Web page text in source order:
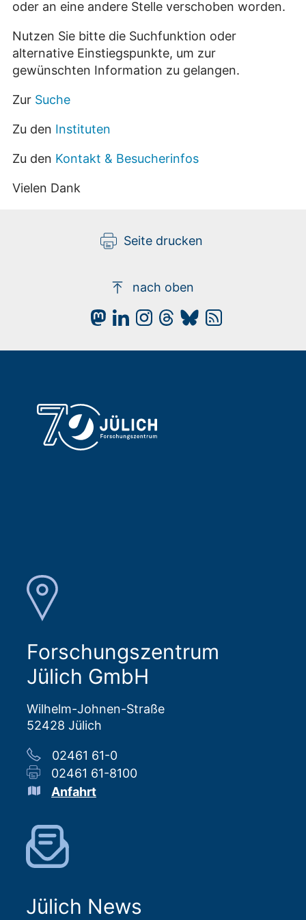
oder an eine andere Stelle verschoben worden.
Nutzen Sie bitte die Suchfunktion oder
alternative Einstiegspunkte, um zur
gewünschten Information zu gelangen.
Zur Suche
Zu den Instituten
Zu den Kontakt & Besucherinfos
Vielen Dank
Seite drucken
nach oben
Forschungszentrum
Jülich GmbH
Wilhelm-Johnen-Straße
52428 Jülich
02461 61-0
02461 61-8100
Anfahrt
Jülich News